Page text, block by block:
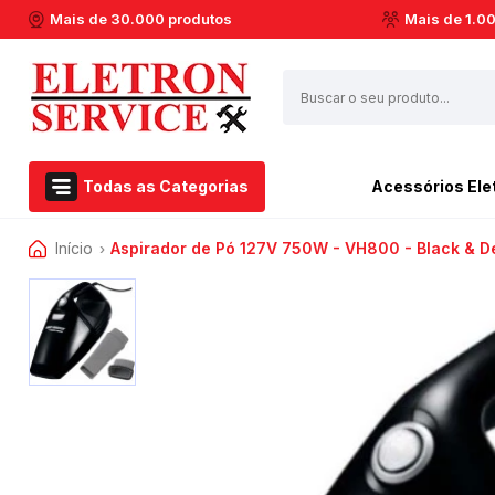
Mais de 30.000 produtos Mais de
Todas as Categorias
Acessórios Eletroportáteis
Eletroportáteis
Ferramentas Elétricas
Dremel
Acessórios
Airfryer Philips Walita
Centrifuga de Suco
Espremedor de Laranja
Enceradeira
Liquidificador
Esmerilhadeira
Soprador Térmico
Serras Circulares
Serras Esquadrias
Multicortadoras
Politrizes
Início › Aspirador de Pó 127V 750W - VH800 - Black &